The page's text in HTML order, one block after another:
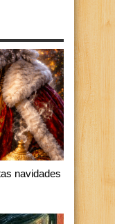
navidades